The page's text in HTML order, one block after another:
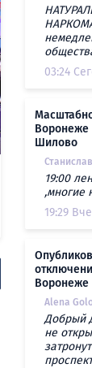
03:24
Воронеже
Шилово
Станислав
19:00
,многие
19:29
Воронеже
Alena
Добрый
не